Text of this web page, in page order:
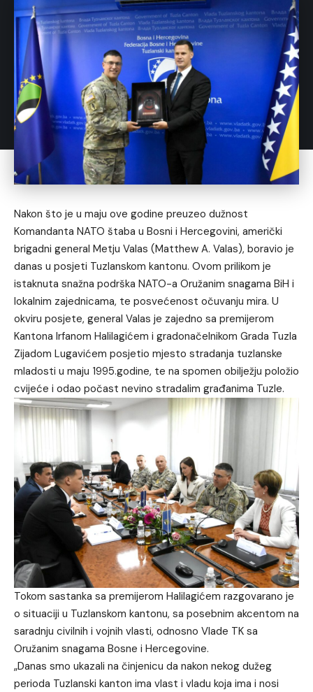
Nakon što je u maju ove godine preuzeo dužnost
Komandanta NATO štaba u Bosni i Hercegovini, američki
brigadni general Metju Valas (Matthew A. Valas), boravio je
danas u posjeti Tuzlanskom kantonu. Ovom prilikom je
istaknuta snažna podrška NATO-a Oružanim snagama BiH i
lokalnim zajednicama, te posvećenost očuvanju mira. U
okviru posjete, general Valas je zajedno sa premijerom
Kantona Irfanom Halilagićem i gradonačelnikom Grada Tuzla
Zijadom Lugavićem posjetio mjesto stradanja tuzlanske
mladosti u maju 1995.godine, te na spomen obilježju položio
cvijeće i odao počast nevino stradalim građanima Tuzle.
Tokom sastanka sa premijerom Halilagićem razgovarano je
o situaciji u Tuzlanskom kantonu, sa posebnim akcentom na
saradnju civilnih i vojnih vlasti, odnosno Vlade TK sa
Oružanim snagama Bosne i Hercegovine.
„Danas smo ukazali na činjenicu da nakon nekog dužeg
perioda Tuzlanski kanton ima vlast i vladu koja ima i nosi